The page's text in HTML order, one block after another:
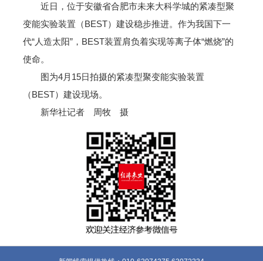
近日，位于安徽省合肥市未来大科学城的紧凑型聚
变能实验装置（BEST）建设稳步推进。作为我国下一
代“人造太阳”，BEST装置肩负着实现等离子体“燃烧”的
使命。
图为4月15日拍摄的紧凑型聚变能实验装置
（BEST）建设现场。
新华社记者 周牧 摄